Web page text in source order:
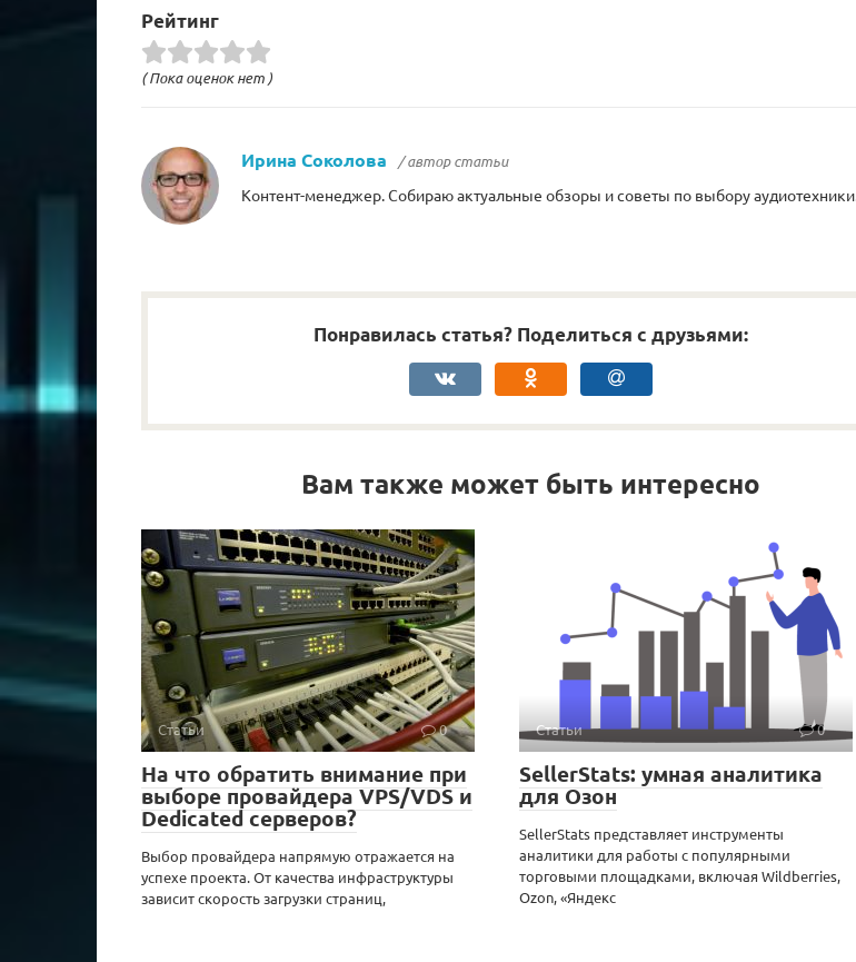
Рейтинг
( Пока оценок нет )
Ирина Соколова
/ автор статьи
Контент-менеджер. Собираю актуальные обзоры и советы по выбору аудиотехники.
Понравилась статья? Поделиться с друзьями:
Вам также может быть интересно
Статьи 0
На что обратить внимание при
выборе провайдера VPS/VDS и
Dedicated серверов?
Выбор провайдера напрямую отражается на
успехе проекта. От качества инфраструктуры
зависит скорость загрузки страниц,
Статьи 0
SellerStats: умная аналитика
для Озон
SellerStats представляет инструменты
аналитики для работы с популярными
торговыми площадками, включая Wildberries,
Ozon, «Яндекс